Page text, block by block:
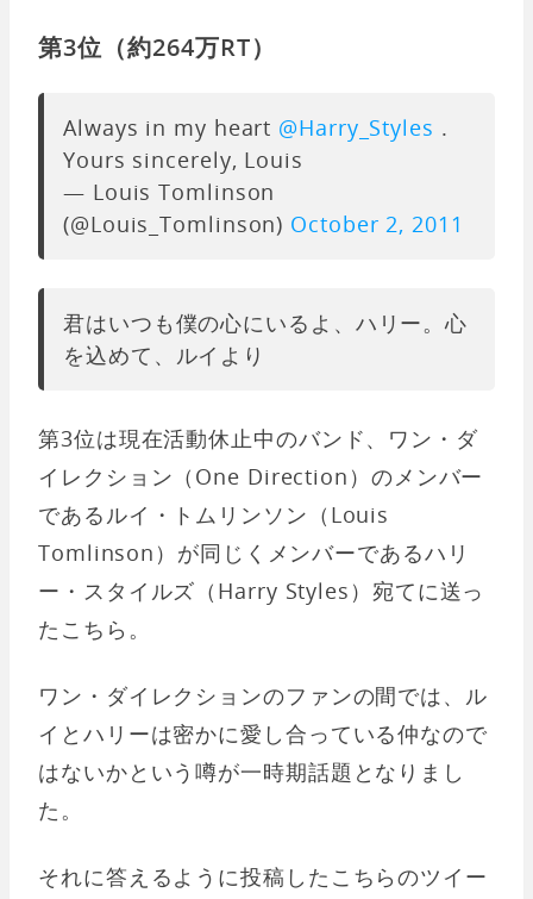
第3位（約264万RT）
Always in my heart @Harry_Styles .
Yours sincerely, Louis
— Louis Tomlinson
(@Louis_Tomlinson) October 2, 2011
君はいつも僕の心にいるよ、ハリー。心
を込めて、ルイより
第3位は現在活動休止中のバンド、ワン・ダ
イレクション（One Direction）のメンバー
であるルイ・トムリンソン（Louis
Tomlinson）が同じくメンバーであるハリ
ー・スタイルズ（Harry Styles）宛てに送っ
たこちら。
ワン・ダイレクションのファンの間では、ル
イとハリーは密かに愛し合っている仲なので
はないかという噂が一時期話題となりまし
た。
それに答えるように投稿したこちらのツイー